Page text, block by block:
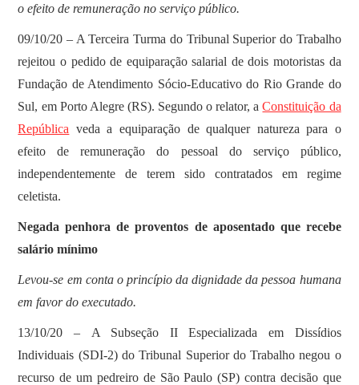
o efeito de remuneração no serviço público.
09/10/20 – A Terceira Turma do Tribunal Superior do Trabalho
rejeitou o pedido de equiparação salarial de dois motoristas da
Fundação de Atendimento Sócio-Educativo do Rio Grande do
Sul, em Porto Alegre (RS). Segundo o relator, aConstituição da
República veda a equiparação de qualquer natureza para o
efeito de remuneração do pessoal do serviço público,
independentemente de terem sido contratados em regime
celetista.
Negada penhora de proventos de aposentado que recebe
salário mínimo
Levou-se em conta o princípio da dignidade da pessoa humana
em favor do executado.
13/10/20 – A Subseção II Especializada em Dissídios
Individuais (SDI-2) do Tribunal Superior do Trabalho negou o
recurso de um pedreiro de São Paulo (SP) contra decisão que